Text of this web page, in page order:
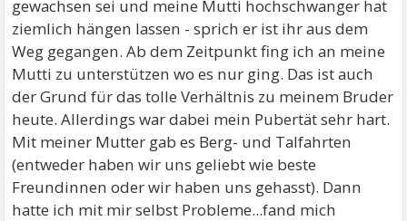
gewachsen sei und meine Mutti hochschwanger hat
ziemlich hängen lassen - sprich er ist ihr aus dem
Weg gegangen. Ab dem Zeitpunkt fing ich an meine
Mutti zu unterstützen wo es nur ging. Das ist auch
der Grund für das tolle Verhältnis zu meinem Bruder
heute. Allerdings war dabei mein Pubertät sehr hart.
Mit meiner Mutter gab es Berg- und Talfahrten
(entweder haben wir uns geliebt wie beste
Freundinnen oder wir haben uns gehasst). Dann
hatte ich mit mir selbst Probleme...fand mich